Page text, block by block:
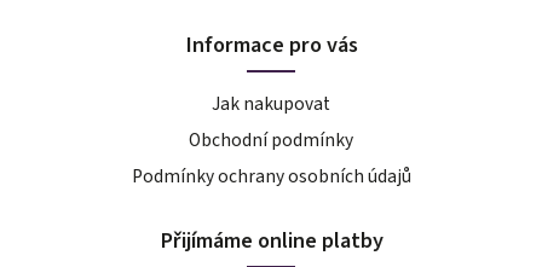
Informace pro vás
Jak nakupovat
Obchodní podmínky
Podmínky ochrany osobních údajů
Přijímáme online platby